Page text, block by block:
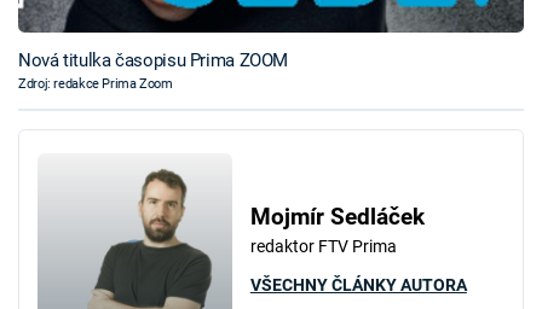
Nová titulka časopisu Prima ZOOM
Zdroj: redakce Prima Zoom
Mojmír Sedláček
redaktor FTV Prima
VŠECHNY ČLÁNKY AUTORA